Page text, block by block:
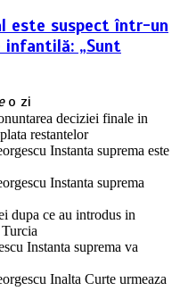
este suspect într-un
infantilă: „Sunt
o zi